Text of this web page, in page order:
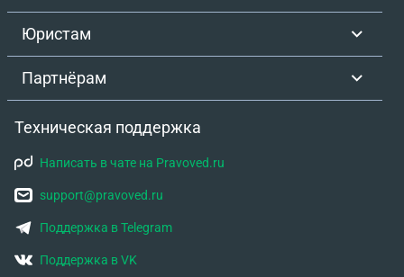
Юристам
Партнёрам
Техническая поддержка
Написать в чате на Pravoved.ru
support@pravoved.ru
Поддержка в Telegram
Поддержка в VK